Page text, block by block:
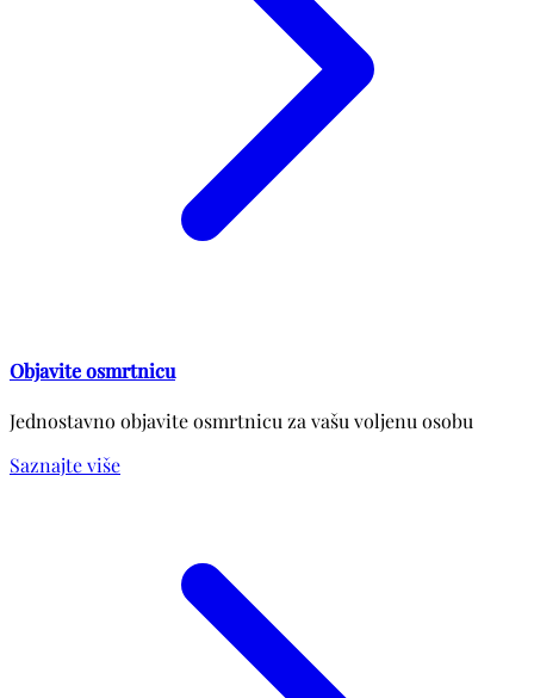
Objavite osmrtnicu
Jednostavno objavite osmrtnicu za vašu voljenu osobu
Saznajte više